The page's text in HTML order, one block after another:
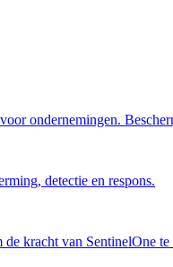
ondernemingen.
detectie en respons.
kracht van SentinelOne te